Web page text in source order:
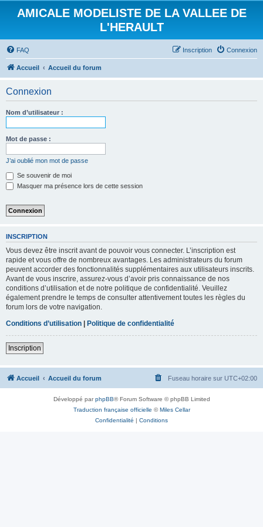
AMICALE MODELISTE DE LA VALLEE DE
L'HERAULT
FAQ Connexion
Inscription
Accueil Accueil du forum
Connexion
Nom d’utilisateur :
Mot de passe :
J’ai oublié mon mot de passe
Se souvenir de moi
Masquer ma présence lors de cette session
INSCRIPTION
Vous devez être inscrit avant de pouvoir vous connecter. L’inscription est
rapide et vous offre de nombreux avantages. Les administrateurs du forum
peuvent accorder des fonctionnalités supplémentaires aux utilisateurs inscrits.
Avant de vous inscrire, assurez-vous d’avoir pris connaissance de nos
conditions d’utilisation et de notre politique de confidentialité. Veuillez
également prendre le temps de consulter attentivement toutes les règles du
forum lors de votre navigation.
Conditions d’utilisation | Politique de confidentialité
Inscription
Accueil Accueil du forum Fuseau horaire sur UTC+02:00
Développé parphpBB® Forum Software © phpBB Limited
Traduction française officielle ©Miles Cellar
Confidentialité | Conditions